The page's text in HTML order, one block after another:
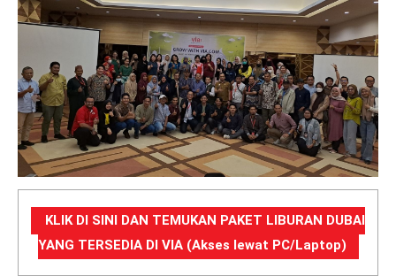
KLIK DI SINI DAN TEMUKAN PAKET LIBURAN DUBAI
YANG TERSEDIA DI VIA (Akses lewat PC/Laptop)